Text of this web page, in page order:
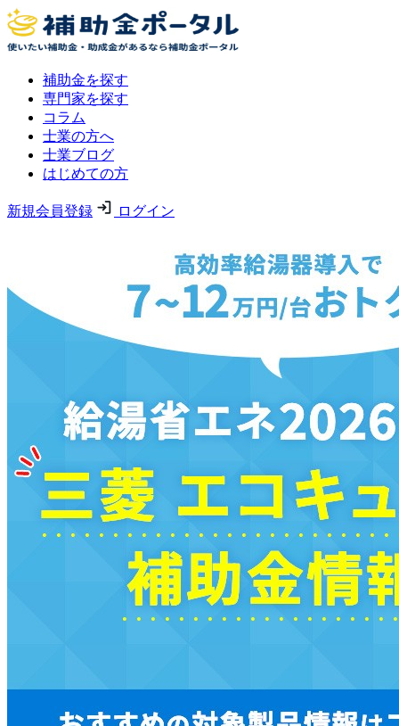
補助金を探す
専門家を探す
コラム
士業の方へ
士業ブログ
はじめての方
新規会員登録 ログイン